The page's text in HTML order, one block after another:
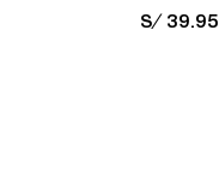
PRICE:
S/ 39.95